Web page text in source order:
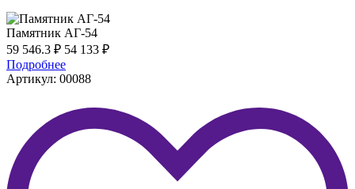
Памятник АГ-54
59 546.3 ₽ 54 133 ₽
Подробнее
Артикул: 00088